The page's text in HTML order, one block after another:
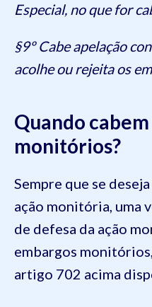
Especial, no que for
§9º Cabe apelação
acolhe ou rejeita os
Quando
monitórios?
Sempre que se
ação monitória, uma
de defesa da ação
embargos
artigo 702 acima